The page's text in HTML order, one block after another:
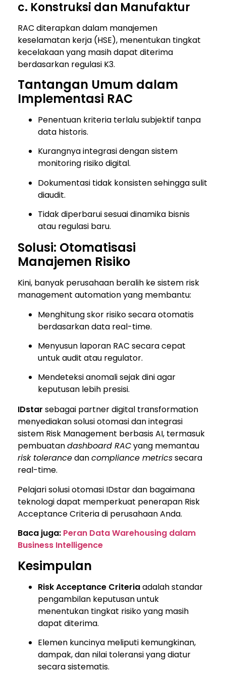
c. Konstruksi dan Manufaktur
RAC diterapkan dalam manajemen
keselamatan kerja (HSE), menentukan tingkat
kecelakaan yang masih dapat diterima
berdasarkan regulasi K3.
Tantangan Umum dalam
Implementasi RAC
Penentuan kriteria terlalu subjektif tanpa
data historis.
Kurangnya integrasi dengan sistem
monitoring risiko digital.
Dokumentasi tidak konsisten sehingga sulit
diaudit.
Tidak diperbarui sesuai dinamika bisnis
atau regulasi baru.
Solusi: Otomatisasi
Manajemen Risiko
Kini, banyak perusahaan beralih ke sistem risk
management automation yang membantu:
Menghitung skor risiko secara otomatis
berdasarkan data real-time.
Menyusun laporan RAC secara cepat
untuk audit atau regulator.
Mendeteksi anomali sejak dini agar
keputusan lebih presisi.
IDstar sebagai partner digital transformation
menyediakan solusi otomasi dan integrasi
sistem Risk Management berbasis AI, termasuk
pembuatandashboard RACyang memantau
risk tolerancedancompliance metricssecara
real-time.
Pelajari solusi otomasi IDstardan bagaimana
teknologi dapat memperkuat penerapan Risk
Acceptance Criteria di perusahaan Anda.
Baca juga: Peran Data Warehousing dalam
Business Intelligence
Kesimpulan
Risk Acceptance Criteriaadalah standar
pengambilan keputusan untuk
menentukan tingkat risiko yang masih
dapat diterima.
Elemen kuncinya meliputi kemungkinan,
dampak, dan nilai toleransi yang diatur
secara sistematis.